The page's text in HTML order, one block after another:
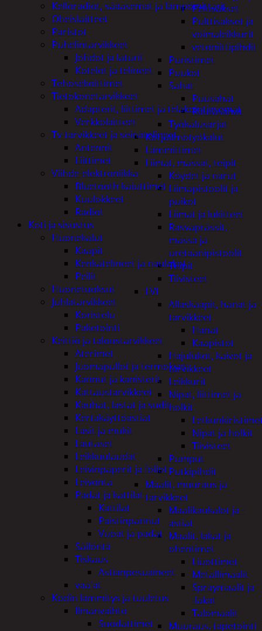
Peltisakset
Pulttisakset ja
voimaleikkurit
vetoniittipihdit
Puristimet
Puukot
Sahat
Puusahat
Rautasahat
Työkalusarjat
Korjaamotyökalut
Lämmittimet
Liimat, massat, teipit
Köydet ja narut
Liimapistoolit ja
puikot
Liimat ja lukitteet
Rasvaprässit,
massa ja
uretaanipistoolit
Teipit
Tiivisteet
LVI
Allaskaapit, hanat ja
tarvikkeet
Hanat
Kaapistot
Hajulukot, kaivot ja
tarvikkeet
Leikkurit
Nipat, liittimet ja
holkit
Nipat ja holkit
Tiivisteet
Pumput
Putkipihdit
Maalit, muuraus ja
tarvikkeet
Maalikaukalot ja -
astiat
Maalit, lakat ja
ohentimet
Liuottimet
Metallimaalit
Spraymaalit ja
-lakat
Talomaalit
Muuraus, tapetointi
Kelloradiot, sääasemat ja lämpömittarit
Oheislaitteet
Paristot
Puhelintarvikkeet
Johdot ja laturit
Kotelot ja telineet
Tehosekoittimet
Tietokonetarvikkeet
Adapterit, liittimet ja telakointiasemat
Verkkolaitteet
Tv-tarvikkeet ja seinätelineet
Antennit
Liittimet
Viihde-elektroniikka
Bluetooth kaiuttimet
Kuulokkeet
Radiot
Koti ja sisustus
Huonekalut
Kaapit
Kenkätelineet ja naulakot
Peilit
Huonetuoksut
Juhlatarvikkeet
Koristelu
Paketointi
Keittiö ja taloustarvikkeet
Aterimet
Juomapullot ja termokset
Kannut ja kanisterit
Kattaustarvikkeet
Kauhat, lastat ja sudit
Kertakäyttöastiat
Lasit ja mukit
Lautaset
Leikkuulaudat
Leivinpaperit ja foliot
Leivonta
Padat ja kattilat
Kattilat
Paistinpannut
Vuoat ja padat
Säilöntä
Tiskaus
Astianpesuaineet
vaa'at
Kodin lämmitys ja tuuletus
Ilmanvaihto
Suodattimet